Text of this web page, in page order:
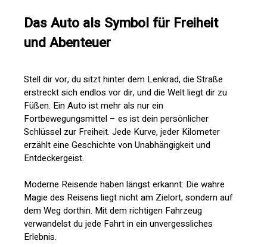
Das Auto als Symbol für Freiheit
und Abenteuer
Stell dir vor, du sitzt hinter dem Lenkrad, die Straße
erstreckt sich endlos vor dir, und die Welt liegt dir zu
Füßen. Ein Auto ist mehr als nur ein
Fortbewegungsmittel – es ist dein persönlicher
Schlüssel zur Freiheit. Jede Kurve, jeder Kilometer
erzählt eine Geschichte von Unabhängigkeit und
Entdeckergeist.
Moderne Reisende haben längst erkannt: Die wahre
Magie des Reisens liegt nicht am Zielort, sondern auf
dem Weg dorthin. Mit dem richtigen Fahrzeug
verwandelst du jede Fahrt in ein unvergessliches
Erlebnis.